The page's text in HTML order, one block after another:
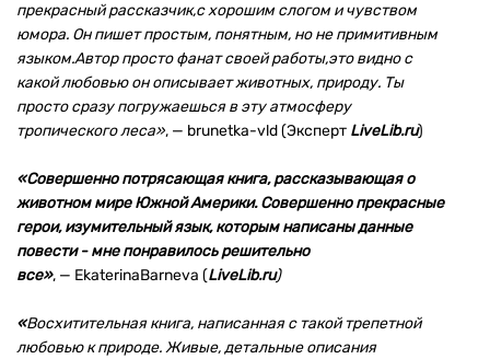
прекрасный рассказчик,с хорошим слогом и чувством
юмора. Он пишет простым, понятным, но не примитивным
языком.Автор просто фанат своей работы,это видно с
какой любовью он описывает животных, природу. Ты
просто сразу погружаешься в эту атмосферу
тропического леса», — brunetka-vld (Эксперт LiveLib.ru)
«Совершенно потрясающая книга, рассказывающая о
животном мире Южной Америки. Совершенно прекрасные
герои, изумительный язык, которым написаны данные
повести - мне понравилось решительно
все», — EkaterinaBarneva (LiveLib.ru)
«Восхитительная книга, написанная с такой трепетной
любовью к природе. Живые, детальные описания